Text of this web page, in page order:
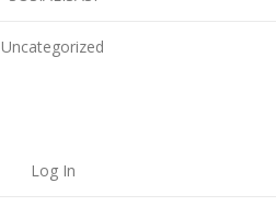
Uncategorized
Log In